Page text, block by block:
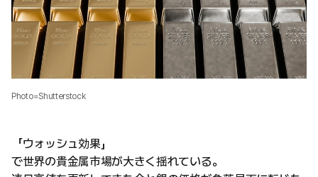
Photo=Shutterstock
「ウォッシュ効果」
で世界の貴金属市場が大きく揺れている。